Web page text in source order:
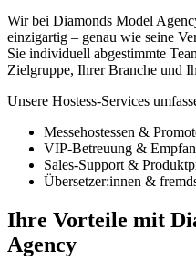
Wir bei Diamonds Model
einzigartig – genau wie seine
Sie individuell abgestimmte
Zielgruppe, Ihrer Branche und
Unsere Hostess-Services
Messehostessen &
VIP-Betreuung &
Sales-Support &
Übersetzer:innen &
Ihre Vorteile mit
Agency